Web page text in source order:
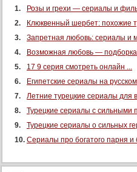
Розы и грехи — сериалы и
Клюквенный шербет: похожие
Запретная любовь: сериалы и
Возможная любовь —
17 9 серия смотреть онлайн ...
Египетские сериалы на
Летние турецкие сериалы для
Турецкие сериалы с сильными
Турецкие сериалы о сильных
Сериалы про богатого парня и